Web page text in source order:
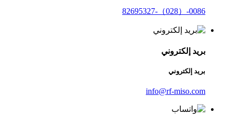
0086-（028）-82695327
بريد إلكتروني
بريد إلكتروني
info@rf-miso.com